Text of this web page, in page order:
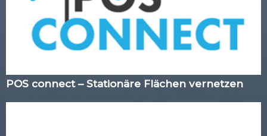
POS connect – Stationäre Flächen vernetzen